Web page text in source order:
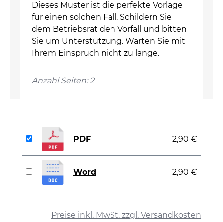
Dieses Muster ist die perfekte Vorlage
für einen solchen Fall. Schildern Sie
dem Betriebsrat den Vorfall und bitten
Sie um Unterstützung. Warten Sie mit
Ihrem Einspruch nicht zu lange.
Anzahl Seiten: 2
Preise inkl. MwSt. zzgl. Versandkosten
PDF 2,90 €
Word 2,90 €